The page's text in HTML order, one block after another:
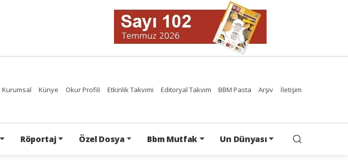
Kurumsal Künye Okur Profili Etkinlik Takvimi Editoryal Takvim BBM Pasta Arşiv İletişim
Röportaj Özel Dosya Bbm Mutfak Un Dünyası